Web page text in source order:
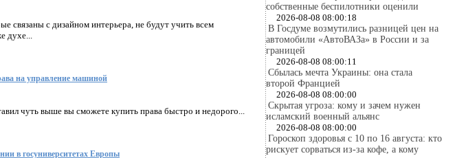
связаны с дизайном интерьера, не будут учить всем
духе...
на управление машиной
чуть выше вы сможете купить права быстро и недорого...
в госуниверситетах Европы
собственные беспилотники оценили
2026-08-08 08:00:18
В Госдуме возмутились разницей цен на
автомобили «АвтоВАЗа» в России и за
границей
2026-08-08 08:00:11
Сбылась мечта Украины: она стала
второй Францией
2026-08-08 08:00:00
Скрытая угроза: кому и зачем нужен
исламский военный альянс
2026-08-08 08:00:00
Гороскоп здоровья с 10 по 16 августа: кто
рискует сорваться из-за кофе, а кому